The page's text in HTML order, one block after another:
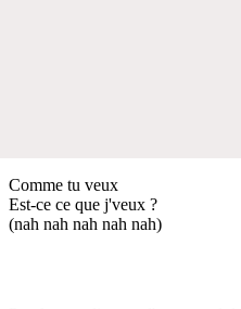
Comme tu veux
Est-ce ce que j'veux ?
(nah nah nah nah nah)